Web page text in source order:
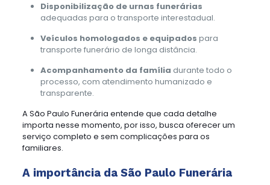
Disponibilização de urnas funerárias
adequadas para o transporte interestadual.
Veículos homologados e equipados para
transporte funerário de longa distância.
Acompanhamento da família durante todo o
processo, com atendimento humanizado e
transparente.
A São Paulo Funerária entende que cada detalhe
importa nesse momento, por isso, busca oferecer um
serviço completo e sem complicações para os
familiares.
A importância da São Paulo Funerária